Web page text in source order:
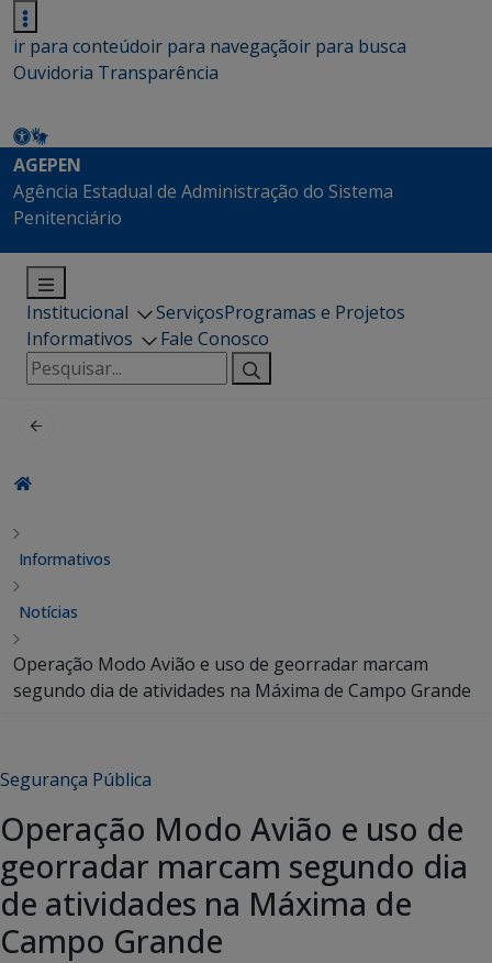
ir para conteúdoir para navegaçãoir para busca
Ouvidoria Transparência
AGEPEN
Agência Estadual de Administração do Sistema
Penitenciário
Institucional ServiçosProgramas e Projetos
Informativos
Fale Conosco
Pesquisar
por:
Informativos
Notícias
Operação Modo Avião e uso de georradar marcam
segundo dia de atividades na Máxima de Campo Grande
Segurança Pública
Operação Modo Avião e uso de
georradar marcam segundo dia
de atividades na Máxima de
Campo Grande